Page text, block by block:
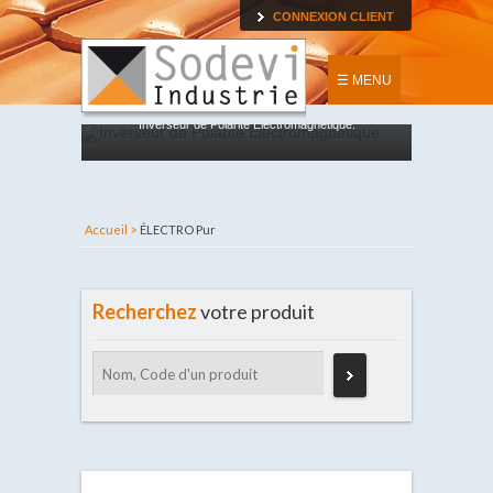
☰ MENU
CONNEXION CLIENT
Inverseur de Polarité Electromagnétique.
Accueil > ÉLECTRO Pur
Recherchezvotre produit